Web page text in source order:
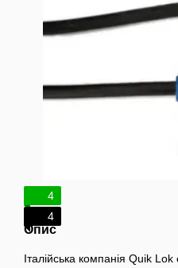
4
4
Опис
Італійська компанія Quik